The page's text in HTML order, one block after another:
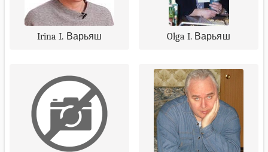
Irina I. Варьяш Olga I. Варьяш